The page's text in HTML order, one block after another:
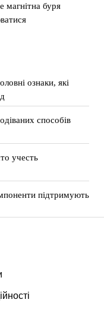
магнітна буря
ознаки, які
способів
учесть
підтримують